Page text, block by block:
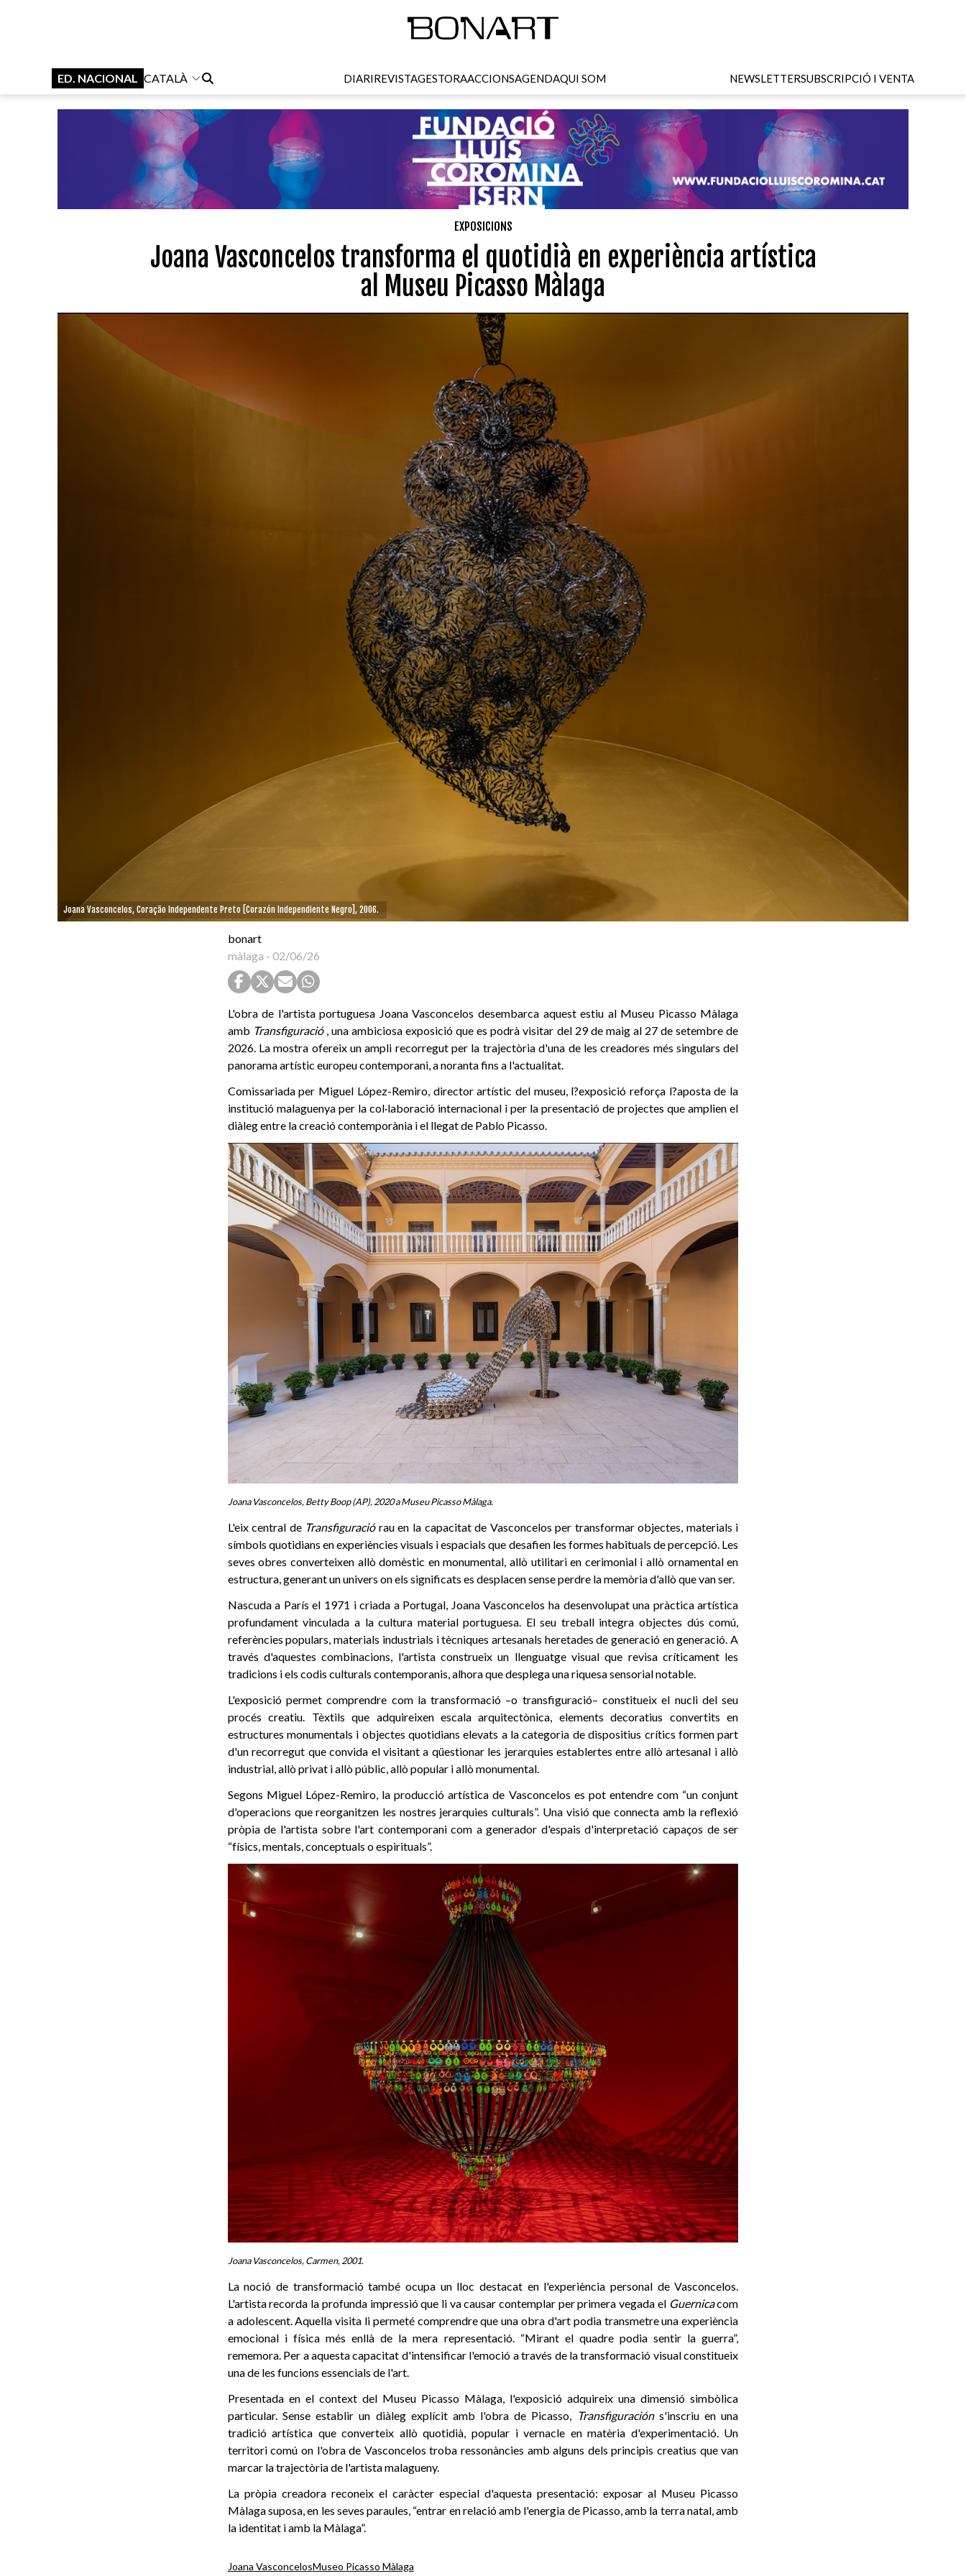
ED. NACIONAL CATALÀ DIARIREVISTAGESTORAACCIONSAGENDAQUI SOM NEWSLETTERSUBSCRIPCIÓ I VENTA
EXPOSICIONS
Joana Vasconcelos transforma el quotidià en experiència artística
al Museu Picasso Màlaga
Joana Vasconcelos, Coração Independente Preto [Corazón Independiente Negro], 2006.
bonart
màlaga - 02/06/26
L'obra de l'artista portuguesa Joana Vasconcelos desembarca aquest estiu al Museu Picasso Màlaga
amb Transfiguració, una ambiciosa exposició que es podrà visitar del 29 de maig al 27 de setembre de
2026. La mostra ofereix un ampli recorregut per la trajectòria d'una de les creadores més singulars del
panorama artístic europeu contemporani, a noranta fins a l'actualitat.
Comissariada per Miguel López-Remiro, director artístic del museu, l?exposició reforça l?aposta de la
institució malaguenya per la col·laboració internacional i per la presentació de projectes que amplien el
diàleg entre la creació contemporània i el llegat de Pablo Picasso.
Joana Vasconcelos, Betty Boop (AP), 2020 a Museu Picasso Màlaga.
L'eix central de Transfiguraciórau en la capacitat de Vasconcelos per transformar objectes, materials i
símbols quotidians en experiències visuals i espacials que desafien les formes habituals de percepció. Les
seves obres converteixen allò domèstic en monumental, allò utilitari en cerimonial i allò ornamental en
estructura, generant un univers on els significats es desplacen sense perdre la memòria d'allò que van ser.
Nascuda a París el 1971 i criada a Portugal, Joana Vasconcelos ha desenvolupat una pràctica artística
profundament vinculada a la cultura material portuguesa. El seu treball integra objectes dús comú,
referències populars, materials industrials i tècniques artesanals heretades de generació en generació. A
través d'aquestes combinacions, l'artista construeix un llenguatge visual que revisa críticament les
tradicions i els codis culturals contemporanis, alhora que desplega una riquesa sensorial notable.
L'exposició permet comprendre com la transformació –o transfiguració– constitueix el nucli del seu
procés creatiu. Tèxtils que adquireixen escala arquitectònica, elements decoratius convertits en
estructures monumentals i objectes quotidians elevats a la categoria de dispositius crítics formen part
d'un recorregut que convida el visitant a qüestionar les jerarquies establertes entre allò artesanal i allò
industrial, allò privat i allò públic, allò popular i allò monumental.
Segons Miguel López-Remiro, la producció artística de Vasconcelos es pot entendre com “un conjunt
d'operacions que reorganitzen les nostres jerarquies culturals”. Una visió que connecta amb la reflexió
pròpia de l'artista sobre l'art contemporani com a generador d'espais d'interpretació capaços de ser
“físics, mentals, conceptuals o espirituals”.
Joana Vasconcelos, Carmen, 2001.
La noció de transformació també ocupa un lloc destacat en l'experiència personal de Vasconcelos.
L'artista recorda la profunda impressió que li va causar contemplar per primera vegada el Guernicacom
a adolescent. Aquella visita li permeté comprendre que una obra d'art podia transmetre una experiència
emocional i física més enllà de la mera representació. “Mirant el quadre podia sentir la guerra”,
rememora. Per a aquesta capacitat d'intensificar l'emoció a través de la transformació visual constitueix
una de les funcions essencials de l'art.
Presentada en el context del Museu Picasso Màlaga, l'exposició adquireix una dimensió simbòlica
particular. Sense establir un diàleg explícit amb l'obra de Picasso, Transfiguracións'inscriu en una
tradició artística que converteix allò quotidià, popular i vernacle en matèria d'experimentació. Un
territori comú on l'obra de Vasconcelos troba ressonàncies amb alguns dels principis creatius que van
marcar la trajectòria de l'artista malagueny.
La pròpia creadora reconeix el caràcter especial d'aquesta presentació: exposar al Museu Picasso
Màlaga suposa, en les seves paraules, “entrar en relació amb l'energia de Picasso, amb la terra natal, amb
la identitat i amb la Màlaga”.
Joana VasconcelosMuseo Picasso Màlaga